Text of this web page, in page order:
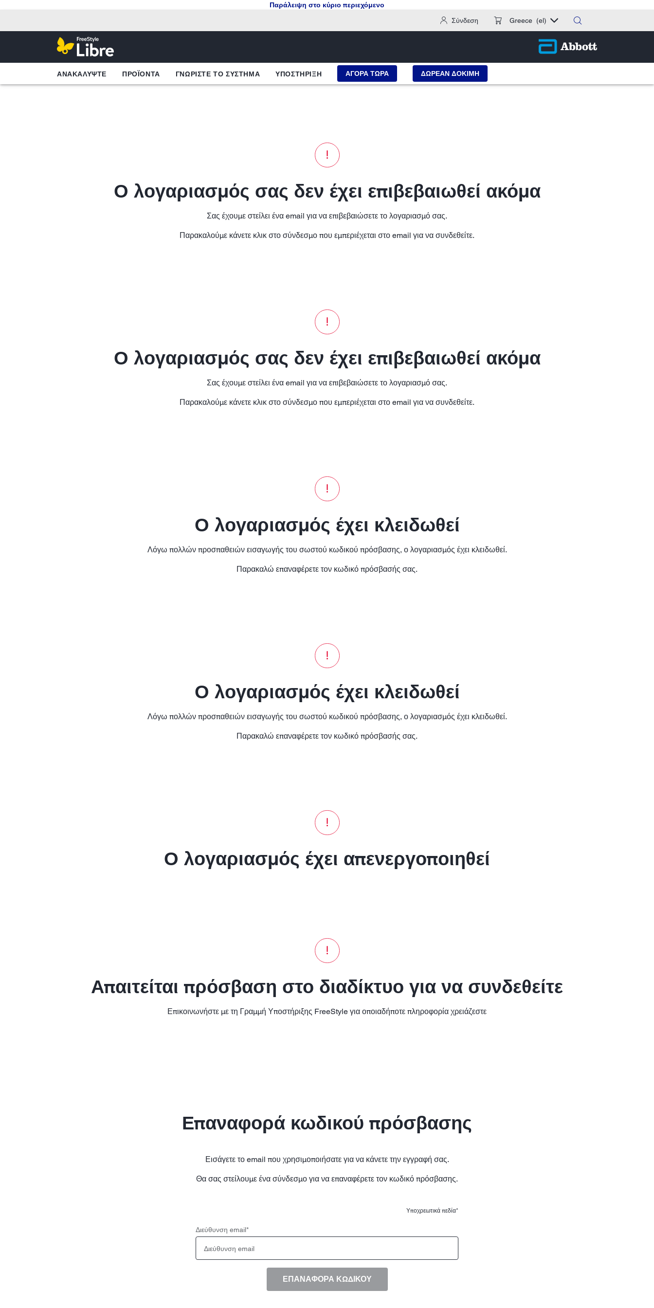
Παράλειψη στο κύριο περιεχόμενο
Σύνδεση
Greece (el)
ΑΝΑΚΑΛΥΨΤΕ ΠΡΟΪΟΝΤΑ ΓΝΩΡΙΣΤΕ ΤΟ ΣΥΣΤΗΜΑ ΥΠΟΣΤΗΡΙΞΗ ΑΓΟΡΑ ΤΩΡΑ ΔΩΡΕΑΝ ΔΟΚΙΜΗ
Ο λογαριασμός σας δεν έχει επιβεβαιωθεί ακόμα
Σας έχουμε στείλει ένα email για να επιβεβαιώσετε το λογαριασμό σας.
Παρακαλούμε κάνετε κλικ στο σύνδεσμο που εμπεριέχεται στο email για να συνδεθείτε.
Ο λογαριασμός σας δεν έχει επιβεβαιωθεί ακόμα
Σας έχουμε στείλει ένα email για να επιβεβαιώσετε το λογαριασμό σας.
Παρακαλούμε κάνετε κλικ στο σύνδεσμο που εμπεριέχεται στο email για να συνδεθείτε.
Ο λογαριασμός έχει κλειδωθεί
Λόγω πολλών προσπαθειών εισαγωγής του σωστού κωδικού πρόσβασης, ο λογαριασμός έχει κλειδωθεί.
Παρακαλώ επαναφέρετε τον κωδικό πρόσβασής σας.
Ο λογαριασμός έχει κλειδωθεί
Λόγω πολλών προσπαθειών εισαγωγής του σωστού κωδικού πρόσβασης, ο λογαριασμός έχει κλειδωθεί.
Παρακαλώ επαναφέρετε τον κωδικό πρόσβασής σας.
Ο λογαριασμός έχει απενεργοποιηθεί
Απαιτείται πρόσβαση στο διαδίκτυο για να συνδεθείτε
Επικοινωνήστε με τη Γραμμή Υποστήριξης FreeStyle για οποιαδήποτε πληροφορία χρειάζεστε
Επαναφορά κωδικού πρόσβασης
Εισάγετε το email που χρησιμοποιήσατε για να κάνετε την εγγραφή σας.
Θα σας στείλουμε ένα σύνδεσμο για να επαναφέρετε τον κωδικό πρόσβασης.
Υποχρεωτικά πεδία*
Διεύθυνση email*
ΕΠΑΝΑΦΟΡΑ ΚΩΔΙΚΟΥ